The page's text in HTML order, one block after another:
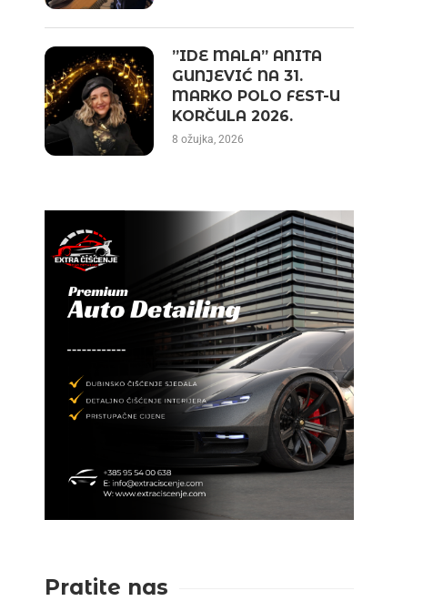
”IDE MALA” ANITA
GUNJEVIĆ NA 31.
MARKO POLO FEST-U
KORČULA 2026.
8 ožujka, 2026
Pratite nas